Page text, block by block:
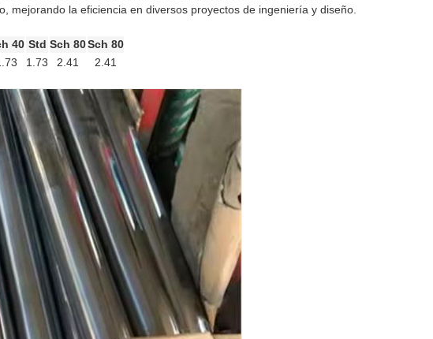
mejorando la eficiencia en diversos proyectos de ingeniería y diseño.
40 Std Sch 80Sch 80
1.73 2.41
2.41